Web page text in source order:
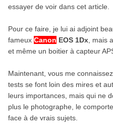
essayer de voir dans cet article.
Pour ce faire, je lui ai adjoint
fameux Canon EOS 1Dx, mais
et même un boitier à capteur
Maintenant, vous me
tests se font loin des mires et
leurs importances, mais qui ne
plus le photographe, le
face à de vrais sujets.